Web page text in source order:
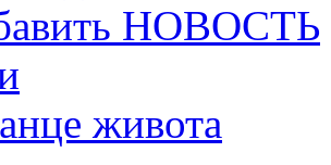
НОВОСТЬ
живота